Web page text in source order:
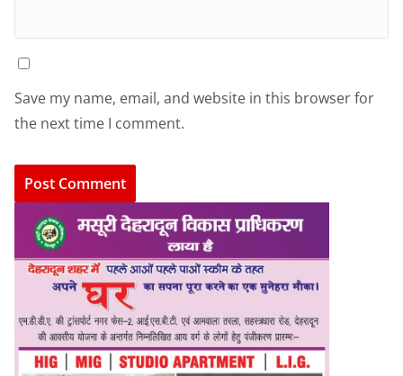
Save my name, email, and website in this browser for
the next time I comment.